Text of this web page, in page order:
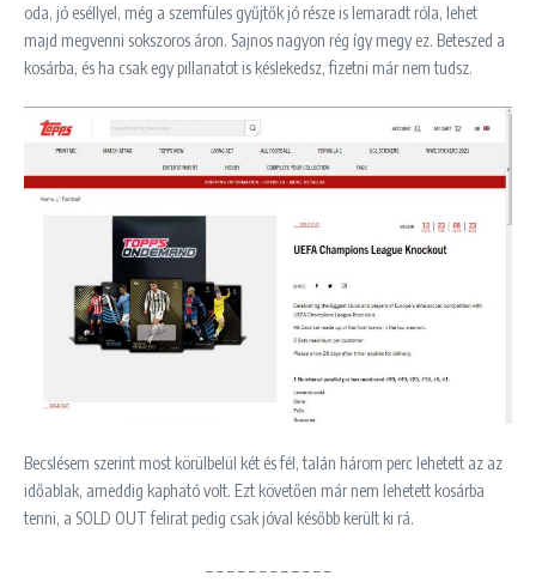
oda, jó eséllyel, még a szemfüles gyűjtők jó része is lemaradt róla, lehet
majd megvenni sokszoros áron. Sajnos nagyon rég így megy ez. Beteszed a
kosárba, és ha csak egy pillanatot is késlekedsz, fizetni már nem tudsz.
Becslésem szerint most körülbelül két és fél, talán három perc lehetett az az
időablak, ameddig kapható volt. Ezt követően már nem lehetett kosárba
tenni, a SOLD OUT felirat pedig csak jóval később került ki rá.
– – – – – – – – – – – –